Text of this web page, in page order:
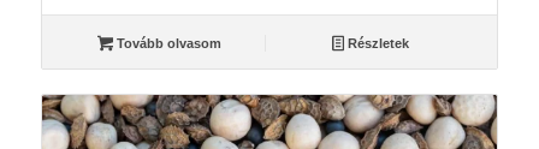
Tovább olvasom Részletek